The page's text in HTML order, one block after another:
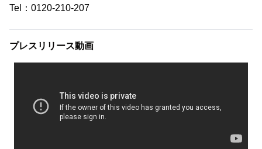
Tel：0120-210-207
プレスリリース動画